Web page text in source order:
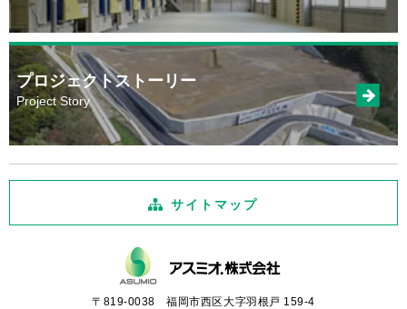
プロジェクトストーリー
Project Story
サイトマップ
〒819-0038 福岡市西区大字羽根戸 159-4